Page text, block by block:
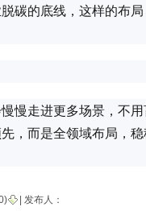
碳的底线，这样的布
慢走进更多场景，不
，而是全领域布局，
) | 发布人：